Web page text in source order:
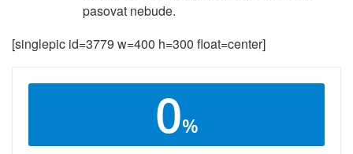
pasovat nebude.
[singlepic id=3779 w=400 h=300 float=center]
0%